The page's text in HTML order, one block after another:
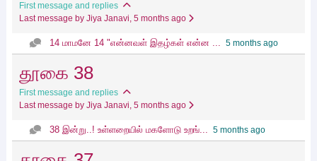
First message and replies
Last message by Jiya Janavi, 5 months ago
14 மாமனே 14 "என்னவள் இதழ்கள் என்ன ... 5 months ago
தூகை 38
First message and replies
Last message by Jiya Janavi, 5 months ago
38 இன்று..! உள்ளறையில் மகளோடு உறங்... 5 months ago